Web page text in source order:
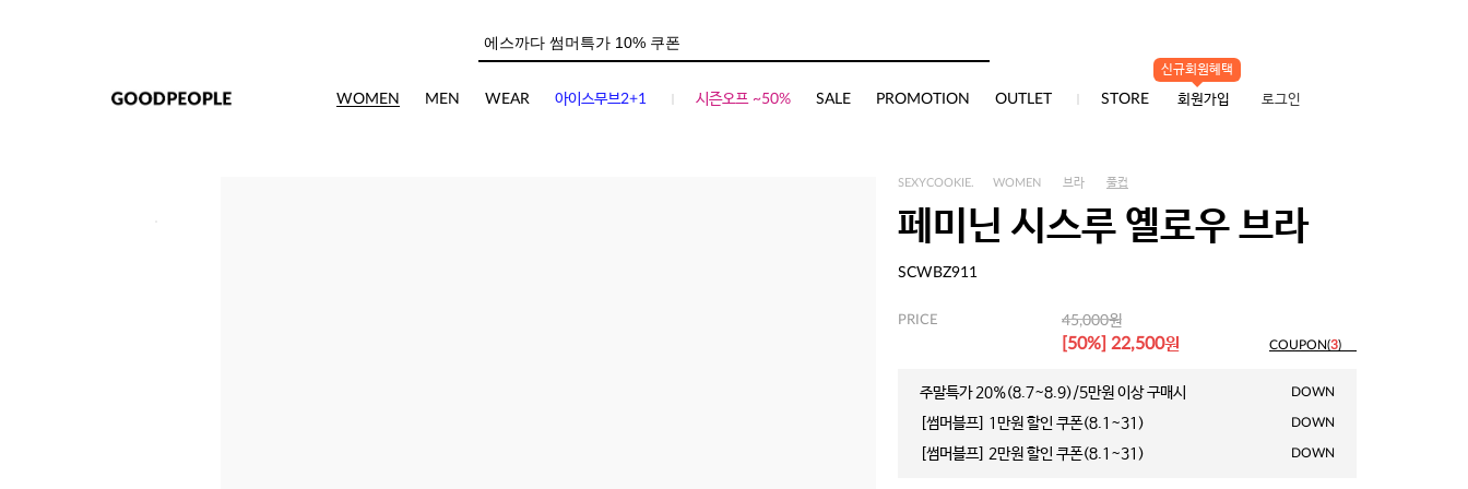
WOMEN MEN WEAR 아이스무브2+1 시즌오프 ~50% SALE PROMOTION OUTLET STORE
신규회원혜택
회원가입 로그인
SEXYCOOKIE. WOMEN 브라 풀컵
페미닌 시스루 옐로우 브라
SCWBZ911
PRICE 45,000원
[50%] 22,500원 COUPON(3)
주말특가 20%(8.7~8.9)/5만원 이상 구매시 DOWN
[썸머블프] 1만원 할인 쿠폰(8.1~31) DOWN
[썸머블프] 2만원 할인 쿠폰(8.1~31) DOWN